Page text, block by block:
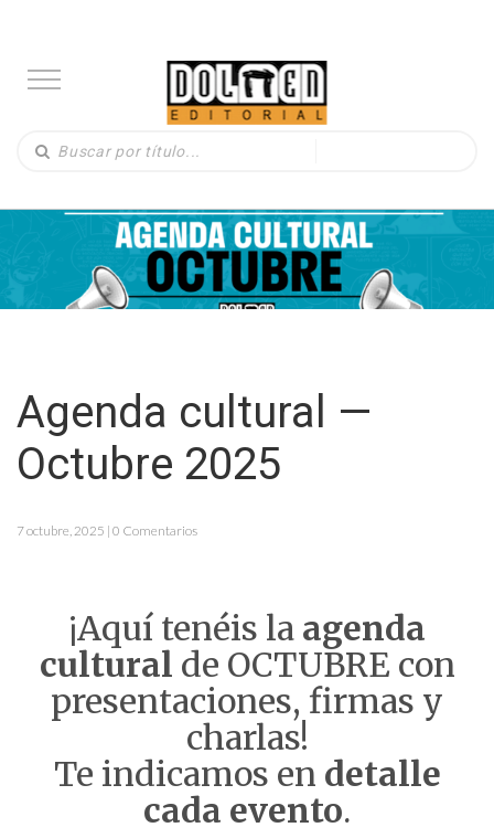
Agenda cultural —
Octubre 2025
7 octubre, 2025 | 0 Comentarios
¡Aquí tenéis la agenda
cultural de OCTUBRE con
presentaciones, firmas y
charlas!
Te indicamos en detalle
cada evento.